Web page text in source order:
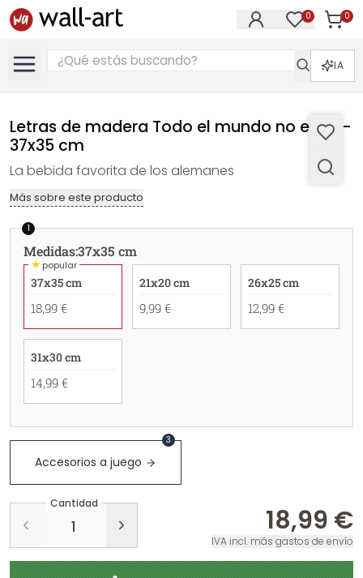
0 0
IA
Letras de madera Todo el mundo no es tú -
37x35 cm
La bebida favorita de los alemanes
Más sobre este producto
1
Medidas:37x35 cm
★popular
37x35 cm
18,99 €
21x20 cm
9,99 €
26x25 cm
12,99 €
31x30 cm
14,99 €
Accesorios a juego
3
Cantidad
18,99 €
IVA incl. más gastos de envío